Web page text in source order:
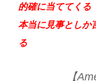
的確に当ててくる
本当に見事としか
る
【